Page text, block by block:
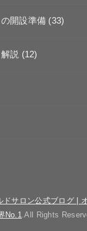
開設準備 (33)
説 (12)
ドサロン公式ブログ |
No.1.All Rights